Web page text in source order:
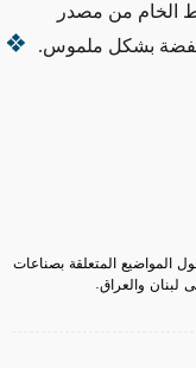
المواضيع المتعلقة بصناعات
والعراق.
الخام من مصدر
بشكل ملموس.